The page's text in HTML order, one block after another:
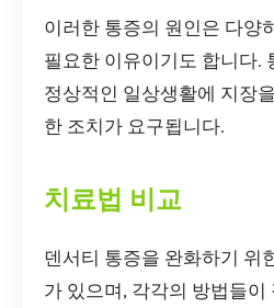
이러한 통증의 원인은 다양
필요한 이유이기도 합니다.
정상적인 일상생활에 지장
한 조치가 요구됩니다.
치료법 비교
덴서티 통증을 완화하기 위
가 있으며, 각각의 방법들이